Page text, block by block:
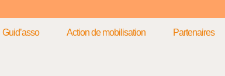
Guid’asso Action de mobilisation Partenaires